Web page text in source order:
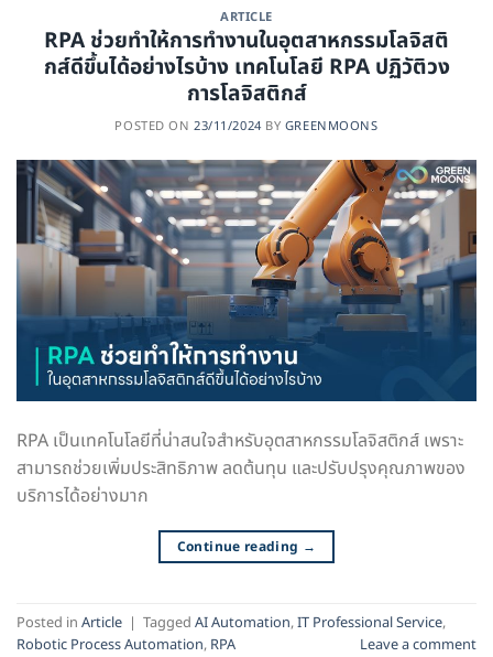
ARTICLE
RPA ช่วยทำให้การทำงานในอุตสาหกรรมโลจิสติ
กส์ดีขึ้นได้อย่างไรบ้าง เทคโนโลยี RPA ปฏิวัติวง
การโลจิสติกส์
POSTED ON23/11/2024 BY GREENMOONS
RPA เป็นเทคโนโลยีที่น่าสนใจสำหรับอุตสาหกรรมโลจิสติกส์ เพราะ
สามารถช่วยเพิ่มประสิทธิภาพ ลดต้นทุน และปรับปรุงคุณภาพของ
บริการได้อย่างมาก
Continue reading →
Posted in Article | Tagged AI Automation,IT Professional Service,
Robotic Process Automation, RPA Leave a comment